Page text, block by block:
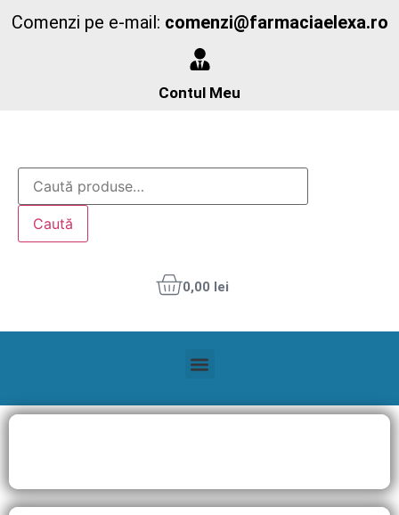
Comenzi pe e-mail: comenzi@farmaciaelexa.ro
Contul Meu
Caută
0,00 lei